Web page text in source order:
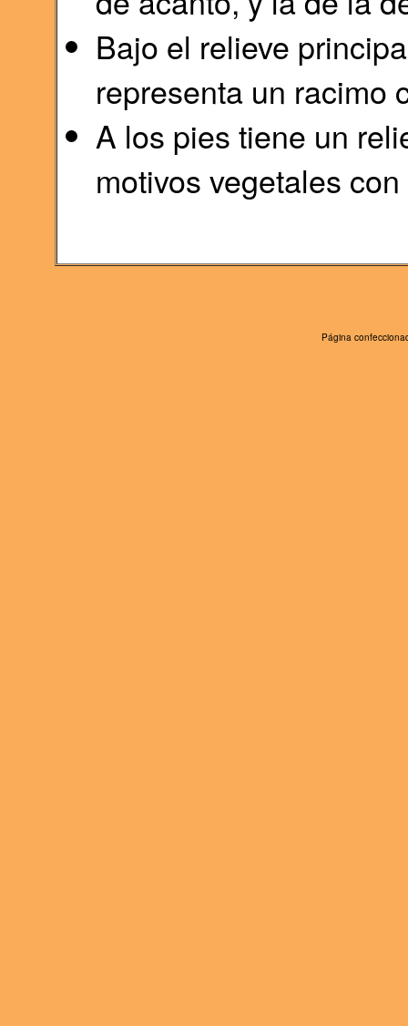
Bajo el relieve
representa un racimo
A los pies tiene un
motivos vegetales
Página